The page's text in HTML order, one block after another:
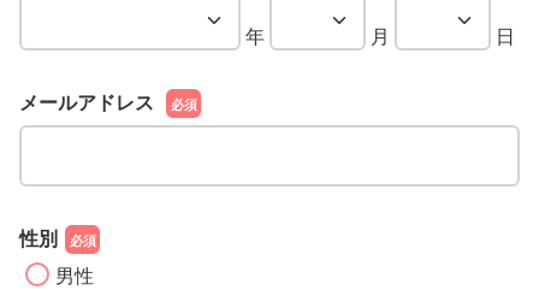
年 月 日
メールアドレス 必須
性別 必須
男性